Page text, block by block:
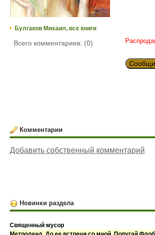
Булгаков Михаил, все книги
Всего комментариев: (0)
Комментарии
Добавить собственный комментарий
Новинки раздела
Священный мусор